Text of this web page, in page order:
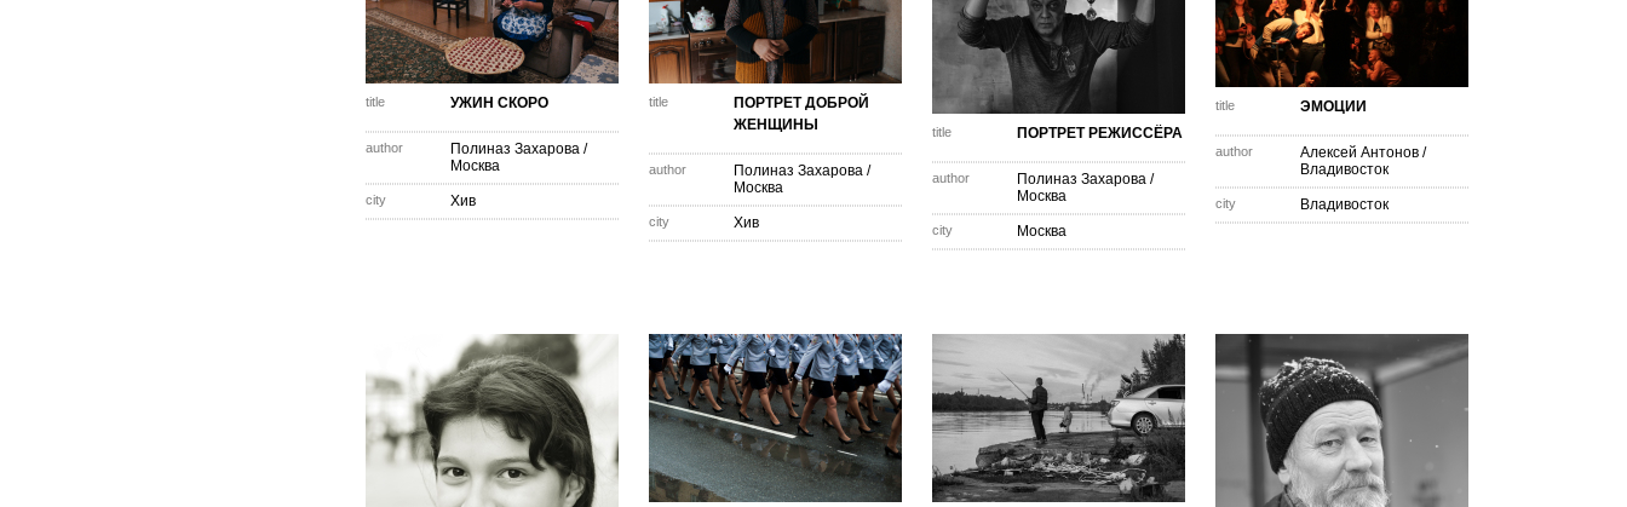
title УЖИН СКОРО
author Полиназ Захарова /
Москва
city Хив
title
ПОРТРЕТ ДОБРОЙ
ЖЕНЩИНЫ
author Полиназ Захарова /
Москва
city Хив
title ПОРТРЕТ РЕЖИССЁРА
author Полиназ Захарова /
Москва
city Москва
title ЭМОЦИИ
author Алексей Антонов /
Владивосток
city Владивосток